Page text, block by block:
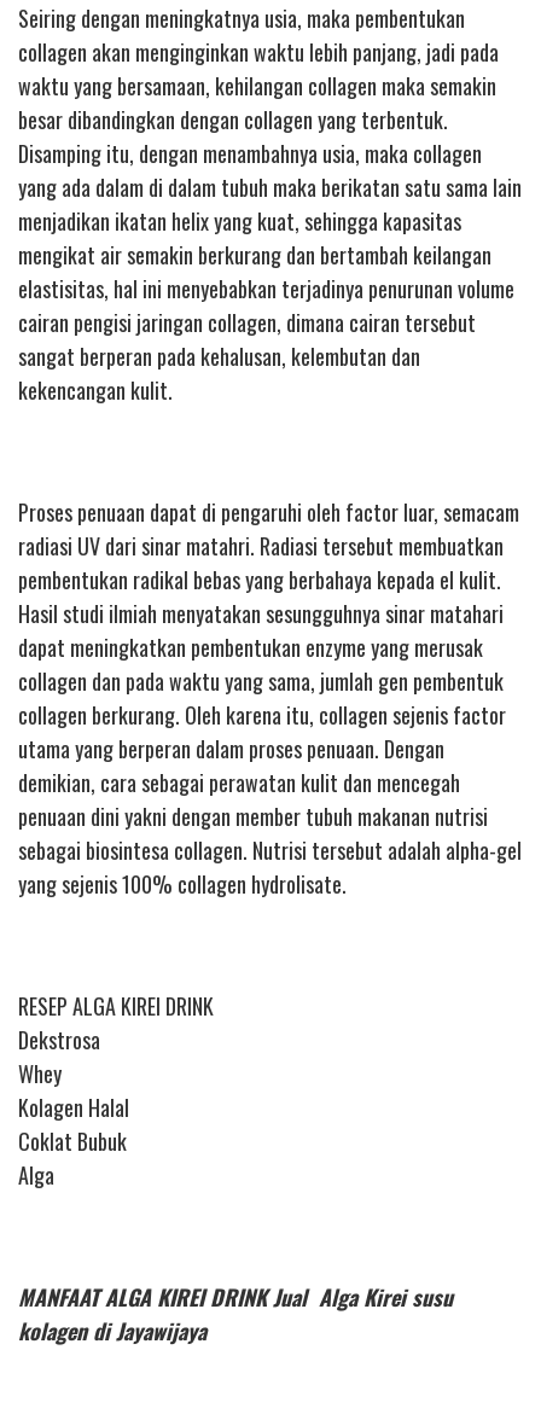
Seiring dengan meningkatnya usia, maka pembentukan
collagen akan menginginkan waktu lebih panjang, jadi pada
waktu yang bersamaan, kehilangan collagen maka semakin
besar dibandingkan dengan collagen yang terbentuk.
Disamping itu, dengan menambahnya usia, maka collagen
yang ada dalam di dalam tubuh maka berikatan satu sama lain
menjadikan ikatan helix yang kuat, sehingga kapasitas
mengikat air semakin berkurang dan bertambah keilangan
elastisitas, hal ini menyebabkan terjadinya penurunan volume
cairan pengisi jaringan collagen, dimana cairan tersebut
sangat berperan pada kehalusan, kelembutan dan
kekencangan kulit.
Proses penuaan dapat di pengaruhi oleh factor luar, semacam
radiasi UV dari sinar matahri. Radiasi tersebut membuatkan
pembentukan radikal bebas yang berbahaya kepada el kulit.
Hasil studi ilmiah menyatakan sesungguhnya sinar matahari
dapat meningkatkan pembentukan enzyme yang merusak
collagen dan pada waktu yang sama, jumlah gen pembentuk
collagen berkurang. Oleh karena itu, collagen sejenis factor
utama yang berperan dalam proses penuaan. Dengan
demikian, cara sebagai perawatan kulit dan mencegah
penuaan dini yakni dengan member tubuh makanan nutrisi
sebagai biosintesa collagen. Nutrisi tersebut adalah alpha-gel
yang sejenis 100% collagen hydrolisate.
RESEP ALGA KIREI DRINK
Dekstrosa
Whey
Kolagen Halal
Coklat Bubuk
Alga
MANFAAT ALGA KIREI DRINK Jual Alga Kirei susu
kolagen di Jayawijaya